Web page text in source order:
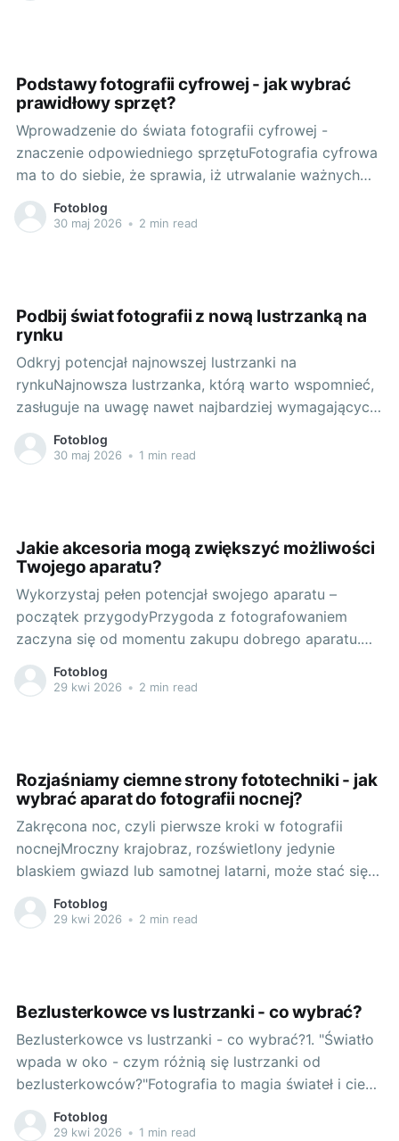
Podstawy fotografii cyfrowej - jak wybrać
prawidłowy sprzęt?
Wprowadzenie do świata fotografii cyfrowej -
znaczenie odpowiedniego sprzętuFotografia cyfrowa
ma to do siebie, że sprawia, iż utrwalanie ważnych
momentów, piękna natury czy codzienności staje się
łatwiejsze i bardziej dostępne dla wszystkich. Często
Fotoblog
30 maj 2026 • 2 min read
Podbij świat fotografii z nową lustrzanką na
rynku
Odkryj potencjał najnowszej lustrzanki na
rynkuNajnowsza lustrzanka, którą warto wspomnieć,
zasługuje na uwagę nawet najbardziej wymagających
entuzjastów fotografii. Mowa o doskonałej canon eos
r6 mark ii. Ten aparat przeniesie Twoje
Fotoblog
30 maj 2026 • 1 min read
Jakie akcesoria mogą zwiększyć możliwości
Twojego aparatu?
Wykorzystaj pełen potencjał swojego aparatu –
początek przygodyPrzygoda z fotografowaniem
zaczyna się od momentu zakupu dobrego aparatu.
Wyszukanej lustrzanki, która będzie wiernym
towarzyszem naszych fotograficznych wypraw.
Fotoblog
29 kwi 2026 • 2 min read
Rozjaśniamy ciemne strony fototechniki - jak
wybrać aparat do fotografii nocnej?
Zakręcona noc, czyli pierwsze kroki w fotografii
nocnejMroczny krajobraz, rozświetlony jedynie
blaskiem gwiazd lub samotnej latarni, może stać się
prawdziwym plenerem artystycznym. Fotografia
nocna, choć dość specyficzna, to świetne pole do
celuNajważniejszym
Fotoblog
29 kwi 2026 • 2 min read
Bezlusterkowce vs lustrzanki - co wybrać?
Bezlusterkowce vs lustrzanki - co wybrać?1. "Światło
wpada w oko - czym różnią się lustrzanki od
bezlusterkowców?"Fotografia to magia świateł i cieni,
ukryta w sprzęcie, który trzymasz w dłoni. Kluczem
do zrozumienia różnic pomiędzy lustrzankami a
Fotoblog
29 kwi 2026 • 1 min read